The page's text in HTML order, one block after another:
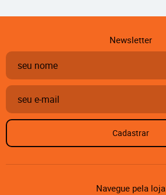
Newsletter
Cadastrar
Navegue pela loja